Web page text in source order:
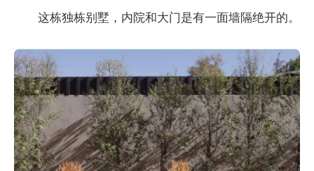
这栋独栋别墅，内院和大门是有一面墙隔绝开的。